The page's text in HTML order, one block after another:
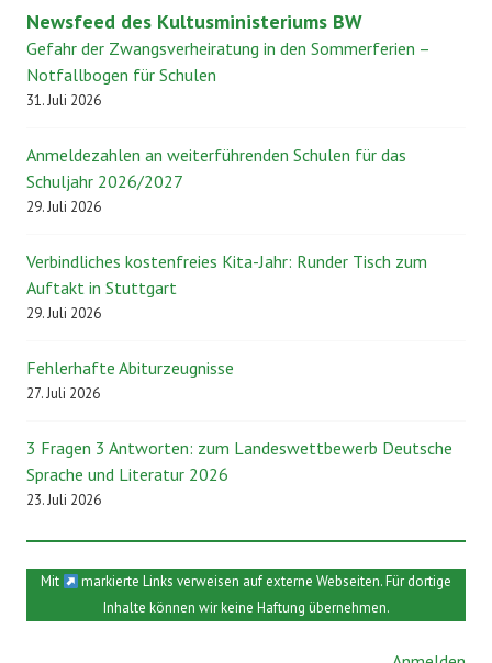
Newsfeed des Kultusministeriums BW
Gefahr der Zwangsverheiratung in den Sommerferien –
Notfallbogen für Schulen
31. Juli 2026
Anmeldezahlen an weiterführenden Schulen für das
Schuljahr 2026/2027
29. Juli 2026
Verbindliches kostenfreies Kita-Jahr: Runder Tisch zum
Auftakt in Stuttgart
29. Juli 2026
Fehlerhafte Abiturzeugnisse
27. Juli 2026
3 Fragen 3 Antworten: zum Landeswettbewerb Deutsche
Sprache und Literatur 2026
23. Juli 2026
Mit
markierte Links verweisen auf externe Webseiten. Für dortige
Inhalte können wir keine Haftung übernehmen.